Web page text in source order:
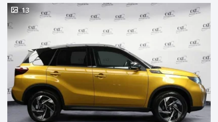
13